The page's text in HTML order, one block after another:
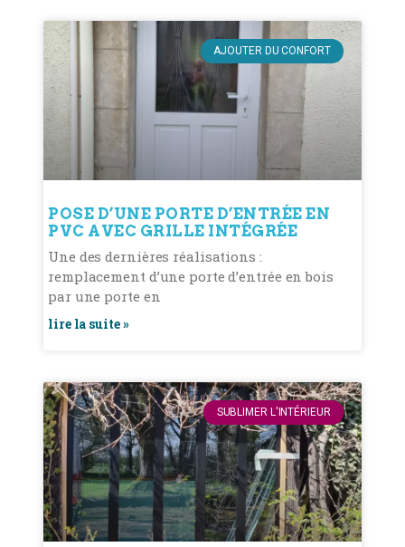
AJOUTER DU CONFORT
POSE D’UNE PORTE D’ENTRÉE EN
PVC AVEC GRILLE INTÉGRÉE
Une des dernières réalisations :
remplacement d’une porte d’entrée en bois
par une porte en
lire la suite »
SUBLIMER L'INTÉRIEUR